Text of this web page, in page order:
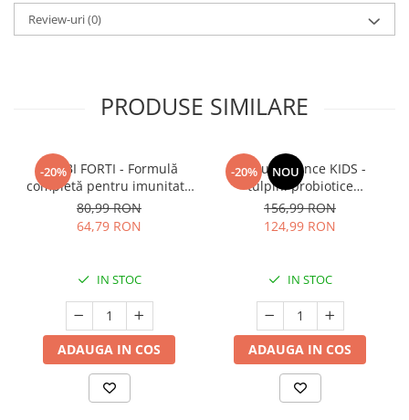
Produse Apicole
Review-uri(0)
PRODUSE SIMILARE
-20%
BIMBI FORTI - Formulă
completă pentru imunitate
și respirator copii > 3 ani
80,99 RON
64,79 RON
IN STOC
ADAUGA IN COS
-20% NOU
ImmunBalance KIDS -
tulpini probiotice
brevetate,vit C+ D3, entru
susținerea microbiomului și
a imunității
156,99 RON
124,99 RON
IN STOC
ADAUGA IN COS